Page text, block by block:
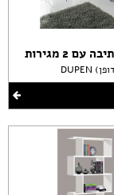
עם 2 מגירות